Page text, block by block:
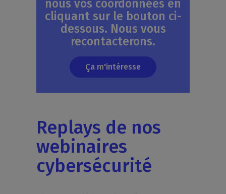
nous vos coordonnées en
cliquant sur le bouton ci-
dessous. Nous vous
recontacterons.
Ça m'intéresse
Replays de nos
webinaires
cybersécurité